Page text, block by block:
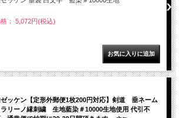
： 5,072円(税込)
ッケン【定形外郵便1枚200円対応】剣道 垂ネーム
ラリーノ縁刺繍 生地藍染＃10000生地使用 代引不